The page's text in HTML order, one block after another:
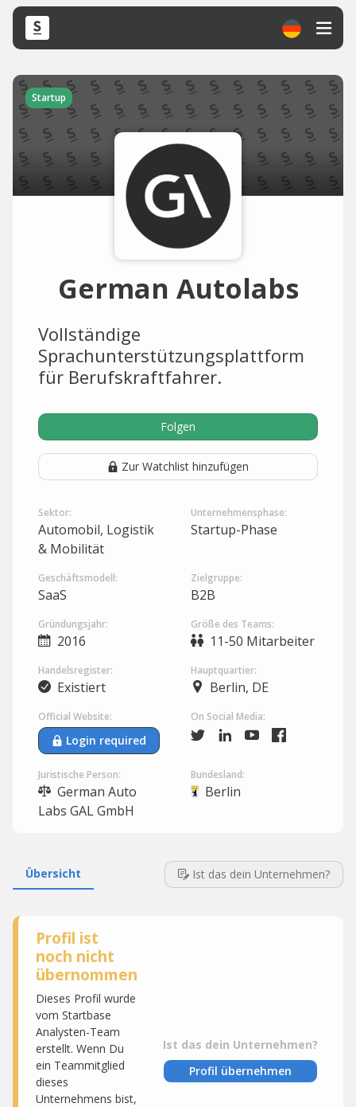
Startup
German Autolabs
Vollständige
Sprachunterstützungsplattform
für Berufskraftfahrer.
Folgen
Zur Watchlist hinzufügen
Sektor:
Automobil, Logistik
& Mobilität
Unternehmensphase:
Startup-Phase
Geschäftsmodell:
SaaS
Zielgruppe:
B2B
Gründungsjahr:
2016
Größe des Teams:
11-50 Mitarbeiter
Handelsregister:
Existiert
Hauptquartier:
Berlin, DE
Official Website:
Login required
On Social Media:
Juristische Person:
German Auto
Labs GAL GmbH
Bundesland:
Berlin
Übersicht Ist das dein Unternehmen?
Profil ist
noch nicht
übernommen
Dieses Profil wurde
vom Startbase
Analysten-Team
erstellt. Wenn Du
ein Teammitglied
dieses
Unternehmens bist,
Ist das dein Unternehmen?
Profil übernehmen